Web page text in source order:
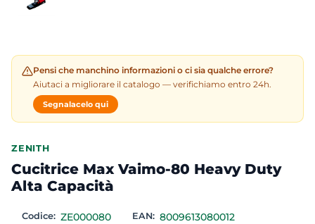
Pensi che manchino informazioni o ci sia qualche errore?
Aiutaci a migliorare il catalogo — verifichiamo entro 24h.
Segnalacelo qui
ZENITH
Cucitrice Max Vaimo-80 Heavy Duty
Alta Capacità
Codice: ZE000080 EAN: 8009613080012